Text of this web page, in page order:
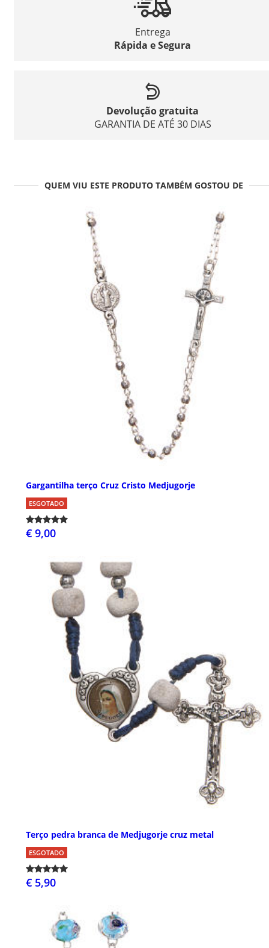
Entrega
Rápida e Segura
Devolução gratuita
GARANTIA DE ATÉ 30 DIAS
QUEM VIU ESTE PRODUTO TAMBÉM GOSTOU DE
Gargantilha terço Cruz Cristo Medjugorje
ESGOTADO
€ 9,00
Terço pedra branca de Medjugorje cruz metal
ESGOTADO
€ 5,90